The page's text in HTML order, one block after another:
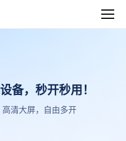
备，秒开秒用！
清大屏，自由多开